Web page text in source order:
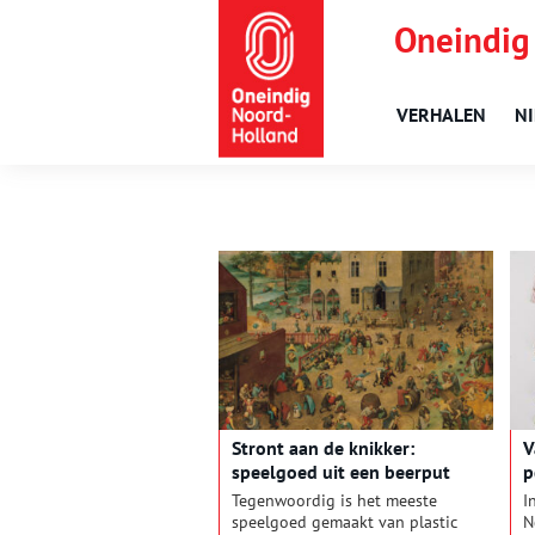
VERHALEN
Stront aan de knikker:
speelgoed uit een beerput
Tegenwoordig is het meeste
speelgoed gemaakt van plastic